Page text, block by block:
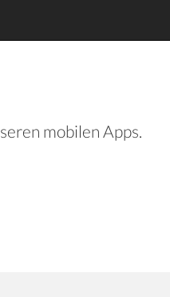
mobilen Apps.